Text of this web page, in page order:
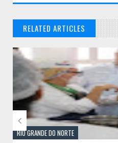
RELATED ARTICLES
// THATS
RIO GRANDE DO NORTE
